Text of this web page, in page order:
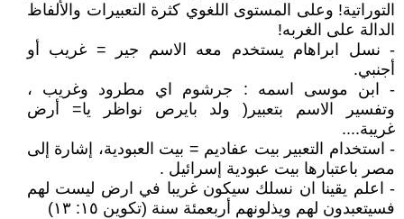
التوراتية! وعلى المستوى اللغوي كثرة التعبيرات والألفاظ
الدالة على الغربه!
- نسل ابراهام يستخدم معه الاسم جير = غريب أو
أجنبي.
- ابن موسى اسمه : جرشوم اي مطرود وغريب ،
وتفسير الاسم بتعبير( ولد بايرص نواظر يا= أرض
غريبة....
- استخدام التعبير بيت عفاديم = بيت العبودية، إشارة إلى
مصر باعتبارها بيت عبودية إسرائيل .
- اعلم يقينا ان نسلك سيكون غريبا في ارض ليست لهم
فسيتعبدون لهم ويذلونهم أربعمئة سنة (تكوين ١٥: ١٣)